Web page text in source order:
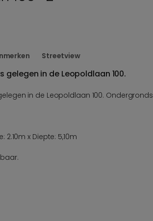
Streetview
gelegen in de Leopoldlaan 100.
in de Leopoldlaan 100. Ondergronds
2.10m x Diepte: 5,10m